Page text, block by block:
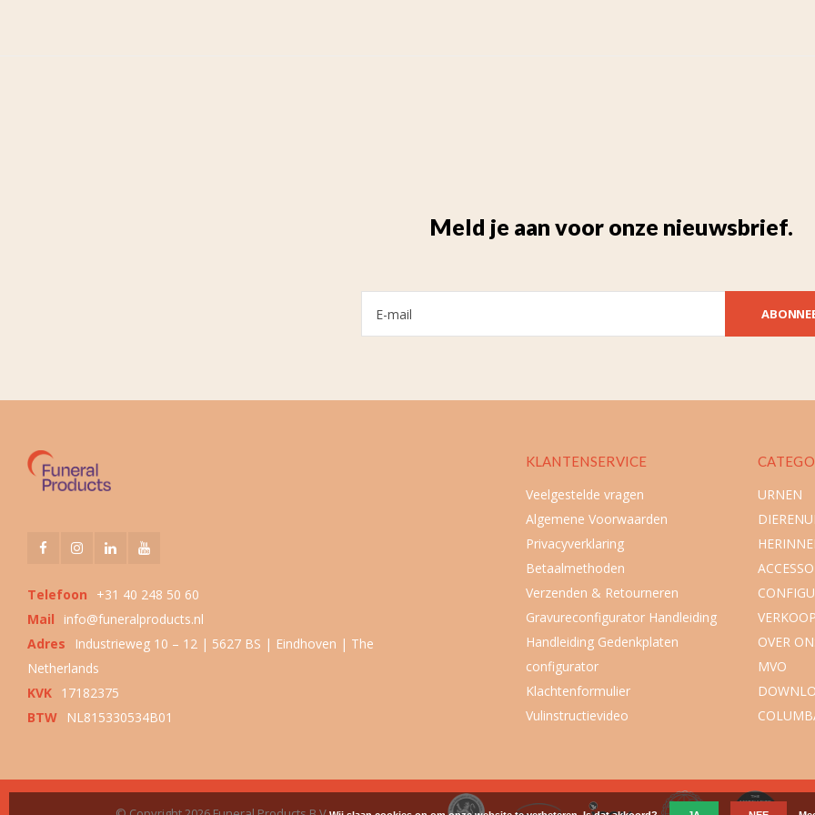
Meld je aan voor onze nieuwsbrief.
Telefoon
+31 40 248 50 60
Mail
info@funeralproducts.nl
Adres
Industrieweg 10 – 12 | 5627 BS | Eindhoven | The
Netherlands
KVK 17182375
BTW
NL815330534B01
KLANTENSERVICE
Veelgestelde vragen
Algemene Voorwaarden
Privacyverklaring
Betaalmethoden
Verzenden & Retourneren
Gravureconfigurator Handleiding
Handleiding Gedenkplaten
configurator
Klachtenformulier
Vulinstructievideo
URNEN
OVER
MVO